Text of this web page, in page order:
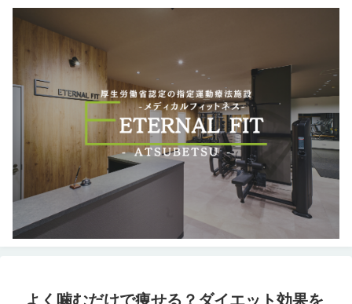
よく噛むだけで痩せる？ダイエット効果を